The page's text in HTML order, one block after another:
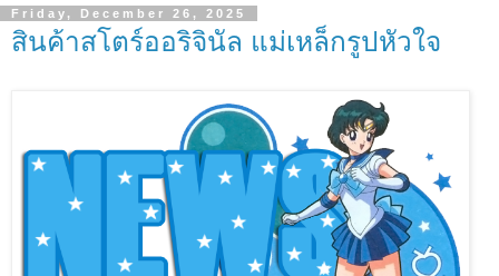
Friday, December 26, 2025
สินค้าสโตร์ออริจินัล แม่เหล็กรูปหัวใจ